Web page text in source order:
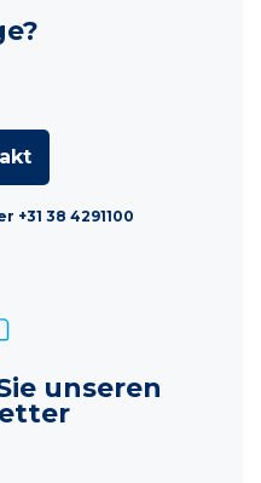
+31 38 4291100
unseren